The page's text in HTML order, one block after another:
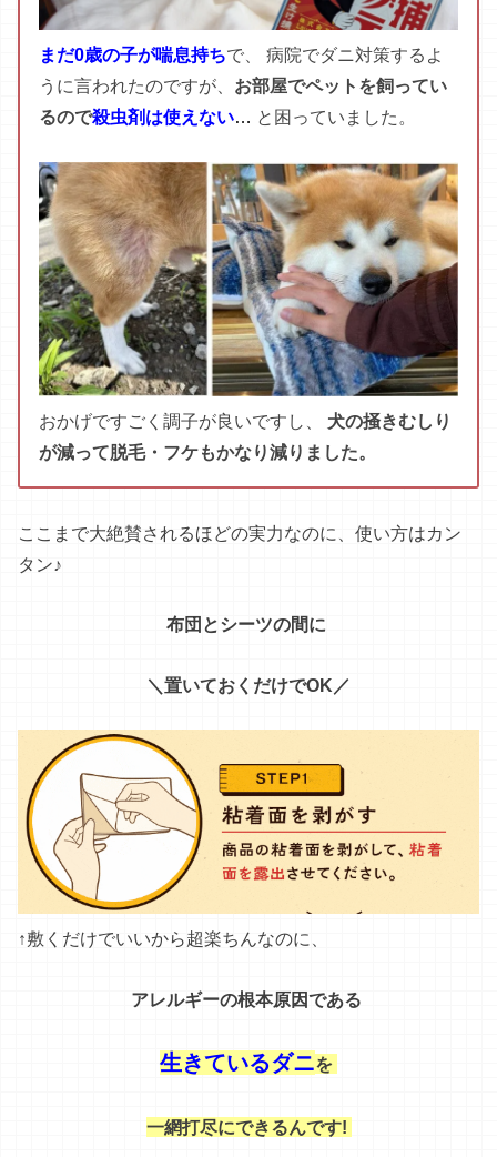
おかげですごく調子が良い ですし、犬の掻きむしり
が減って脱毛・フケもかなり減りました。
ここまで大絶賛されるほどの実力なのに、使い方はカン
タン♪
布団とシーツの間に
＼置いておくだけでOK／
↑敷く
アレルギーの根本原因である
生きているダニを
一網打尽にできるんです!